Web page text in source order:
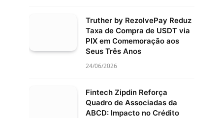
Truther by RezolvePay Reduz
Taxa de Compra de USDT via
PIX em Comemoração aos
Seus Três Anos
24/06/2026
Fintech Zipdin Reforça
Quadro de Associadas da
ABCD: Impacto no Crédito